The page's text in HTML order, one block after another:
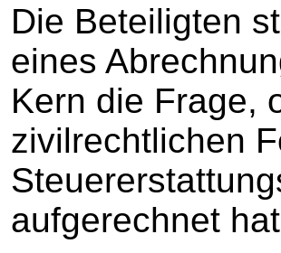
Die Beteiligten
eines
Kern die Frage,
zivilrechtlichen
aufgerechnet